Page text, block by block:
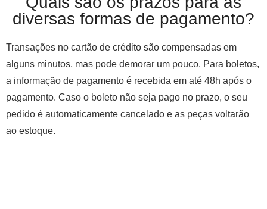
diversas formas de pagamento?
Transações no cartão de crédito são compensadas em
alguns minutos, mas pode demorar um pouco. Para boletos,
a informação de pagamento é recebida em até 48h após o
pagamento. Caso o boleto não seja pago no prazo, o seu
pedido é automaticamente cancelado e as peças voltarão
ao estoque.